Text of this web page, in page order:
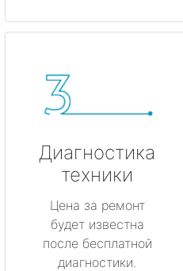
Диагностика
техники
Цена за ремонт
будет известна
после бесплатной
диагностики.